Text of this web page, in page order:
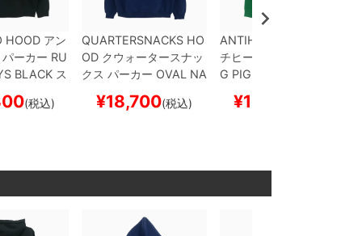
HOOD アン
パーカー RU
BLACK ス
(税込)
QUARTERSNACKS HO
ODクウォータースナッ
クス パーカー OVAL NA
ボー
¥18,700(税込)
ANTIHERO HOOD
チヒーロー
G PIGEON
ボー
¥14,300